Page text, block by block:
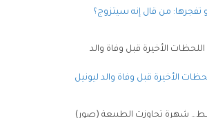
تفجرها: من قال إنه سيتزوج؟
الأخيرة قبل وفاة والد ليونيل